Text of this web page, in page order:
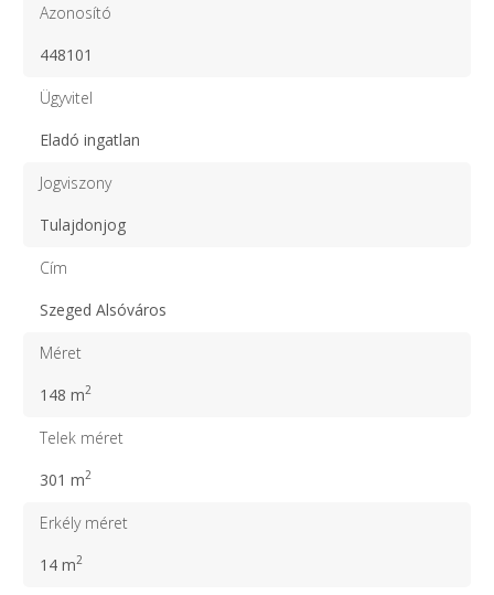
Azonosító
448101
Ügyvitel
Eladó ingatlan
Jogviszony
Tulajdonjog
Cím
Szeged Alsóváros
Méret
148 m2
Telek méret
301 m2
Erkély méret
14 m2